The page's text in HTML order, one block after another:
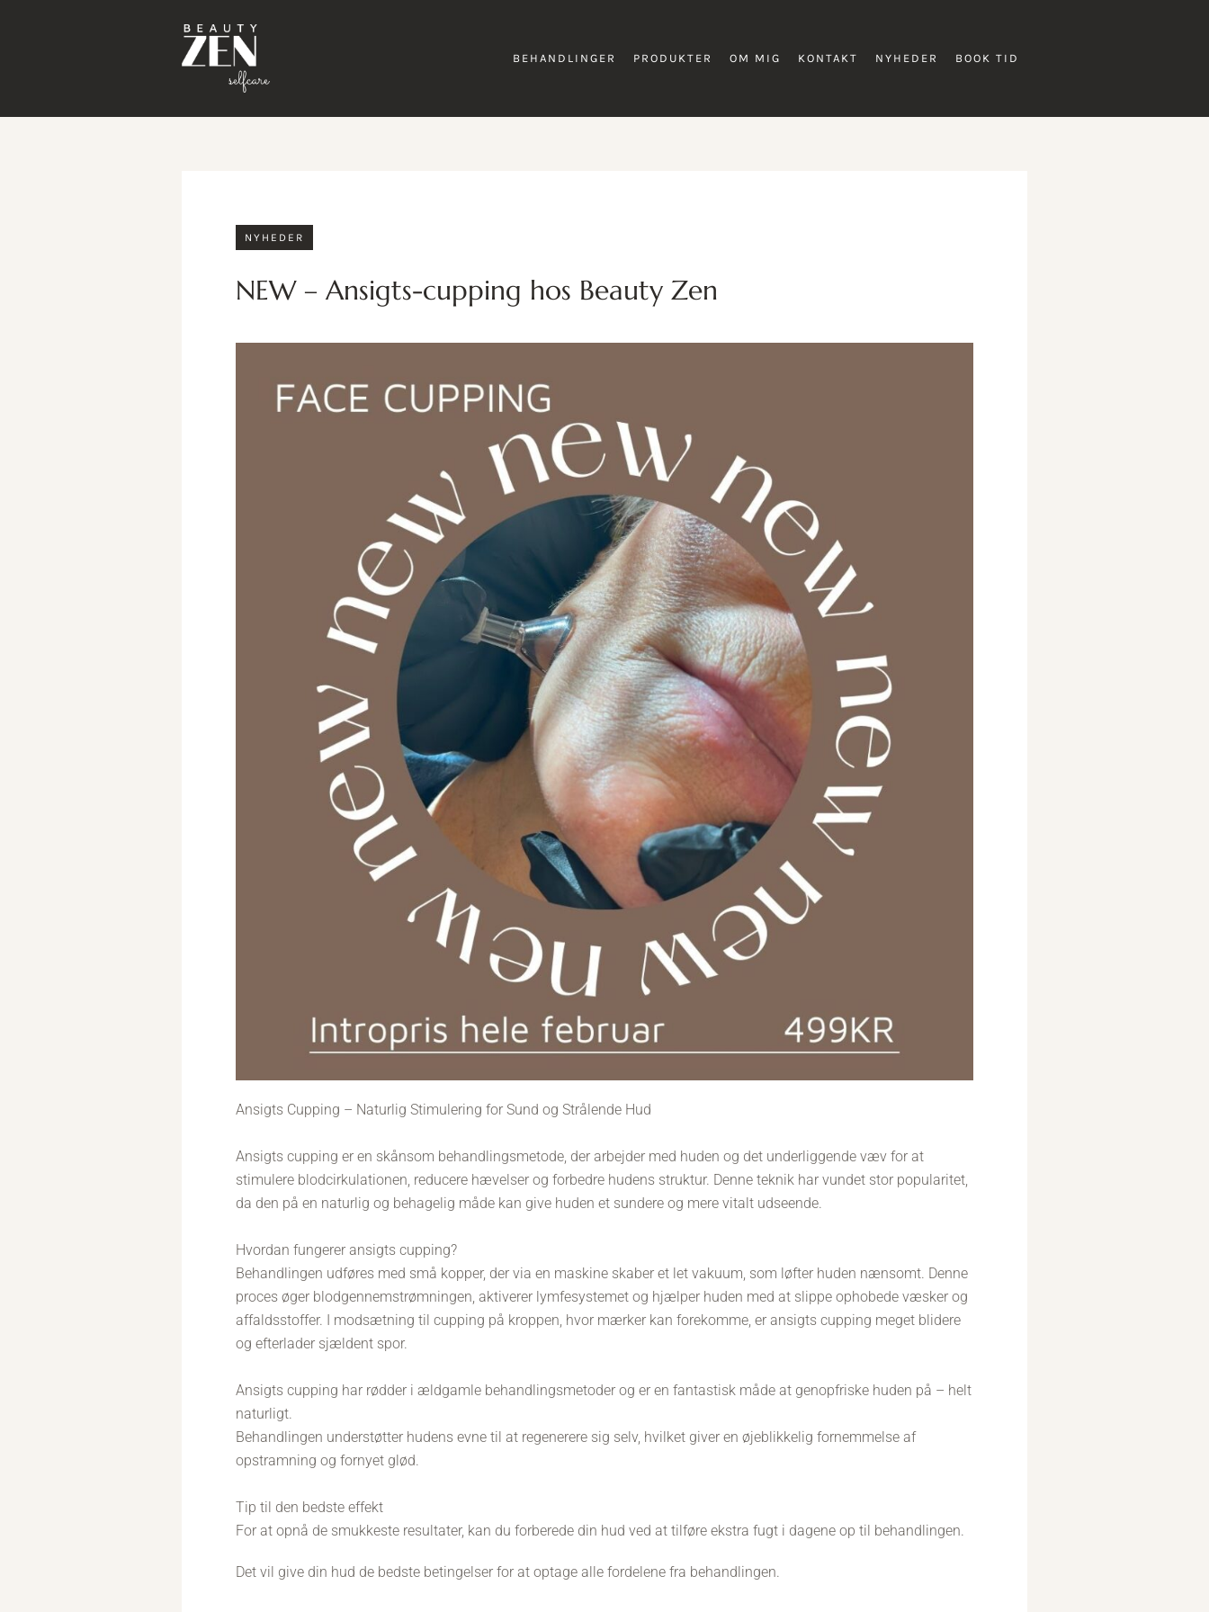
BEHANDLINGER PRODUKTER OM MIG KONTAKT NYHEDER BOOK TID
NYHEDER
NEW – Ansigts-cupping hos Beauty Zen
Ansigts Cupping – Naturlig Stimulering for Sund og Strålende Hud
Ansigts cupping er en skånsom behandlingsmetode, der arbejder med huden og det underliggende væv for at
stimulere blodcirkulationen, reducere hævelser og forbedre hudens struktur. Denne teknik har vundet stor popularitet,
da den på en naturlig og behagelig måde kan give huden et sundere og mere vitalt udseende.
Hvordan fungerer ansigts cupping?
Behandlingen udføres med små kopper, der via en maskine skaber et let vakuum, som løfter huden nænsomt. Denne
proces øger blodgennemstrømningen, aktiverer lymfesystemet og hjælper huden med at slippe ophobede væsker og
affaldsstoffer. I modsætning til cupping på kroppen, hvor mærker kan forekomme, er ansigts cupping meget blidere
og efterlader sjældent spor.
Ansigts cupping har rødder i ældgamle behandlingsmetoder og er en fantastisk måde at genopfriske huden på – helt
naturligt.
Behandlingen understøtter hudens evne til at regenerere sig selv, hvilket giver en øjeblikkelig fornemmelse af
opstramning og fornyet glød.
Tip til den bedste effekt
For at opnå de smukkeste resultater, kan du forberede din hud ved at tilføre ekstra fugt i dagene op til behandlingen.
Det vil give din hud de bedste betingelser for at optage alle fordelene fra behandlingen.